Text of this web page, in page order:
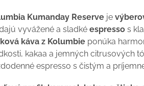
Kumanday Reserve je
vyvážené a sladké espresso s
káva z Kolumbie ponúka
kakaa a jemných citrusových
espresso s čistým a